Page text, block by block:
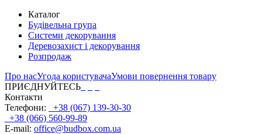
Каталог
Будівельна група
Системи декорування
Деревозахист і декорування
Розпродаж
Про насУгода користувачаУмови повернення товару
ПРИЄДНУЙТЕСЬ
Контакти
Телефони:
+38 (067) 139-30-30
+38 (066) 560-99-89
E-mail: office@budbox.com.ua